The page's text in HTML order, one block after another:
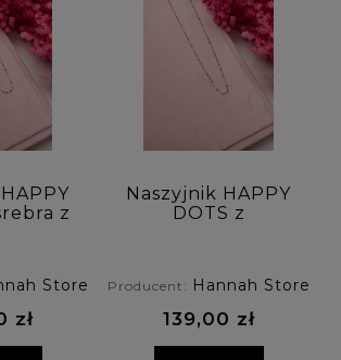
3: (wybierz)
(wybierz)
z
Store
zł
Naszyjnik HAPPY
DOTS z
kropeczkami
Producent: Hannah Store
139,00 zł